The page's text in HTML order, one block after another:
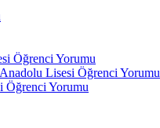
Öğrenci Yorumu
Lisesi Öğrenci Yorumu
Öğrenci Yorumu